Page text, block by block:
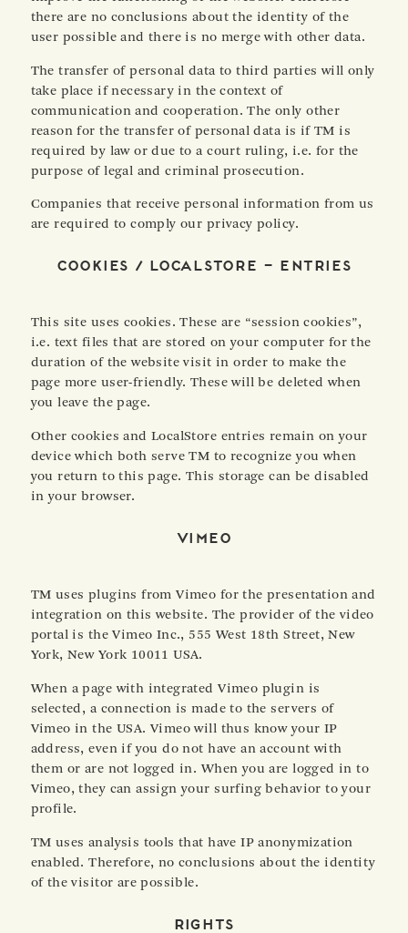
there are no conclusions about the identity of the
user possible and there is no merge with other data.
The transfer of personal data to third parties will only
take place if necessary in the context of
communication and cooperation. The only other
reason for the transfer of personal data is if TM is
required by law or due to a court ruling, i.e. for the
purpose of legal and criminal prosecution.
Companies that receive personal information from us
are required to comply our privacy policy.
Cookies / LocalStore – Entries
This site uses cookies. These are “session cookies”,
i.e. text files that are stored on your computer for the
duration of the website visit in order to make the
page more user-friendly. These will be deleted when
you leave the page.
Other cookies and LocalStore entries remain on your
device which both serve TM to recognize you when
you return to this page. This storage can be disabled
in your browser.
Vimeo
TM uses plugins from Vimeo for the presentation and
integration on this website. The provider of the video
portal is the Vimeo Inc., 555 West 18th Street, New
York, New York 10011 USA.
When a page with integrated Vimeo plugin is
selected, a connection is made to the servers of
Vimeo in the USA. Vimeo will thus know your IP
address, even if you do not have an account with
them or are not logged in. When you are logged in to
Vimeo, they can assign your surfing behavior to your
profile.
TM uses analysis tools that have IP anonymization
enabled. Therefore, no conclusions about the identity
of the visitor are possible.
Rights